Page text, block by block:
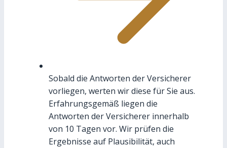
Sobald die Antworten der Versicherer
vorliegen, werten wir diese für Sie aus.
Erfahrungsgemäß liegen die
Antworten der Versicherer innerhalb
von 10 Tagen vor. Wir prüfen die
Ergebnisse auf Plausibilität, auch